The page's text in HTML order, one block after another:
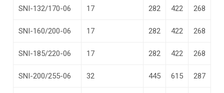
SNI-132/170-06 17 282 422 268
SNI-160/200-06 17 282 422 268
SNI-185/220-06 17 282 422 268
SNI-200/255-06 32 445 615 287